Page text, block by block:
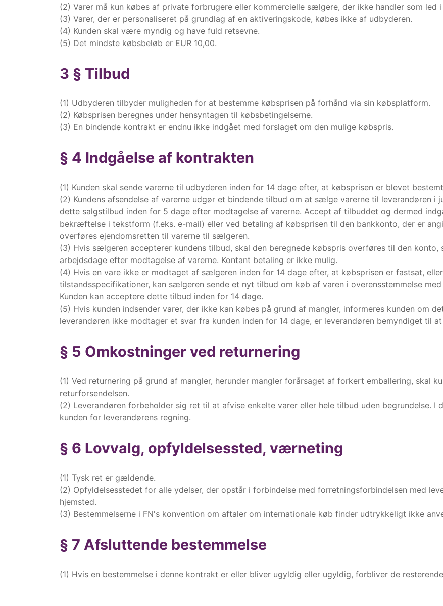
(2) Varer må kun købes af private forbrugere eller kommercielle sælgere, der ikke handler som led
(3) Varer, der er personaliseret på grundlag af en aktiveringskode, købes ikke af udbyderen.
(4) Kunden skal være myndig og have fuld retsevne.
(5) Det mindste købsbeløb er EUR 10,00.
3 § Tilbud
(1) Udbyderen tilbyder muligheden for at bestemme købsprisen på forhånd via sin købsplatform.
(2) Købsprisen beregnes under hensyntagen til købsbetingelserne.
(3) En bindende kontrakt er endnu ikke indgået med forslaget om den mulige købspris.
§ 4 Indgåelse af kontrakten
(1) Kunden skal sende varerne til udbyderen inden for 14 dage efter, at købsprisen er blevet
(2) Kundens afsendelse af varerne udgør et bindende tilbud om at sælge varerne til leverandøren i
dette salgstilbud inden for 5 dage efter modtagelse af varerne. Accept af tilbuddet og dermed
bekræftelse i tekstform (f.eks. e-mail) eller ved betaling af købsprisen til den bankkonto, der er
overføres ejendomsretten til varerne til sælgeren.
(3) Hvis sælgeren accepterer kundens tilbud, skal den beregnede købspris overføres til den
arbejdsdage efter modtagelse af varerne. Kontant betaling er ikke mulig.
(4) Hvis en vare ikke er modtaget af sælgeren inden for 14 dage efter, at købsprisen er fastsat,
tilstandsspecifikationer, kan sælgeren sende et nyt tilbud om køb af varen i overensstemmelse
Kunden kan acceptere dette tilbud inden for 14 dage.
(5) Hvis kunden indsender varer, der ikke kan købes på grund af mangler, informeres kunden om
leverandøren ikke modtager et svar fra kunden inden for 14 dage, er leverandøren bemyndiget til
§ 5 Omkostninger ved returnering
(1) Ved returnering på grund af mangler, herunder mangler forårsaget af forkert emballering, skal
returforsendelsen.
(2) Leverandøren forbeholder sig ret til at afvise enkelte varer eller hele tilbud uden begrundelse.
kunden for leverandørens regning.
§ 6 Lovvalg, opfyldelsessted, værneting
(1) Tysk ret er gældende.
(2) Opfyldelsesstedet for alle ydelser, der opstår i forbindelse med forretningsforbindelsen med
hjemsted.
(3) Bestemmelserne i FN's konvention om aftaler om internationale køb finder udtrykkeligt ikke
§ 7 Afsluttende bestemmelse
(1) Hvis en bestemmelse i denne kontrakt er eller bliver ugyldig eller ugyldig, forbliver de